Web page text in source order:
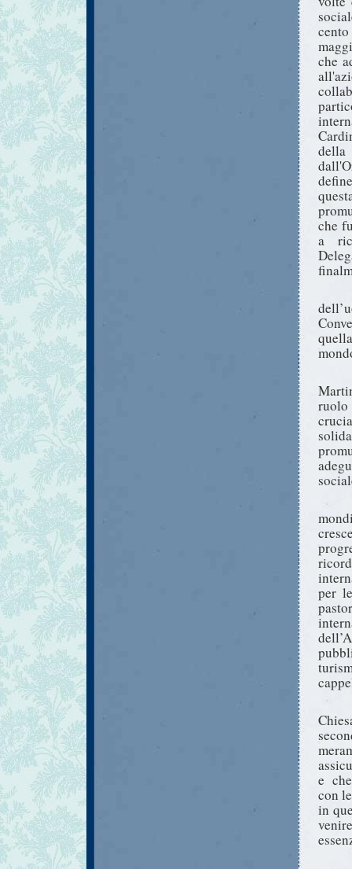
che
che
a
per
e
con
in